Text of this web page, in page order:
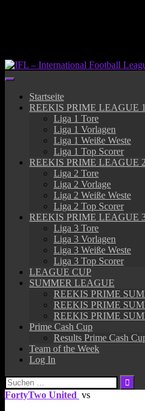
Startseite
REEKIS PRIME LEAGUE 1
Liga 1 Tore
Liga 1 Vorlagen
Liga 1 Weiße Weste
Liga 1 Top Scorer
REEKIS PRIME LEAGUE 2
Liga 2 Tore
Liga 2 Vorlage
Liga 2 Weiße Weste
Liga 2 Top Scorer
REEKIS PRIME LEAGUE
Liga 3 Tore
Liga 3 Vorlagen
Liga 3 Weiße Weste
Liga 3 Top Scorer
LEAGUE CUP
SUMMER LEAGUE
REEKIS PRIME
REEKIS PRIME
REEKIS PRIME
Prime Cash Cup
Results Prime Cash
Team of the Week
Log In
Suchen
nach:
FortyTwo United vs